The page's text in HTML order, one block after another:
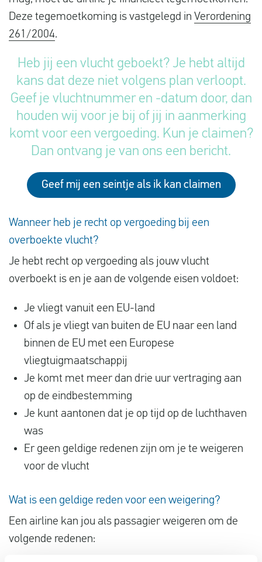
Deze tegemoetkoming is vastgelegd in Verordening
261/2004.
Heb jij een vlucht geboekt? Je hebt altijd
kans dat deze niet volgens plan verloopt.
Geef je vluchtnummer en -datum door, dan
houden wij voor je bij of jij in aanmerking
komt voor een vergoeding. Kun je claimen?
Dan ontvang je van ons een bericht.
Geef mij een seintje als ik kan claimen
Wanneer heb je recht op vergoeding bij een
overboekte vlucht?
Je hebt recht op vergoeding als jouw vlucht
overboekt is en je aan de volgende eisen voldoet:
Je vliegt vanuit een EU-land
Of als je vliegt van buiten de EU naar een land
binnen de EU met een Europese
vliegtuigmaatschappij
Je komt met meer dan drie uur vertraging aan
op de eindbestemming
Je kunt aantonen dat je op tijd op de luchthaven
was
Er geen geldige redenen zijn om je te weigeren
voor de vlucht
Wat is een geldige reden voor een weigering?
Een airline kan jou als passagier weigeren om de
volgende redenen: